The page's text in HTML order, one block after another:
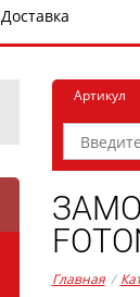
Доставка
Артикул
Главная /